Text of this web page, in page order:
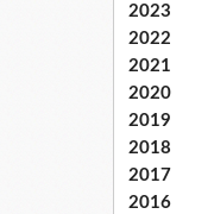
2023
2022
2021
2020
2019
2018
2017
2016